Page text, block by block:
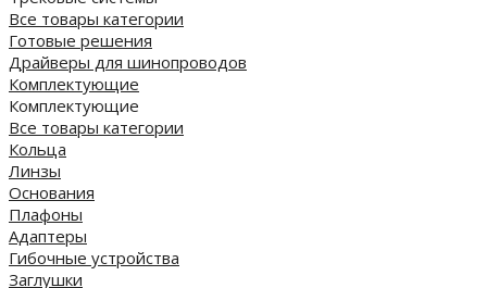
Все товары категории
Готовые решения
Драйверы для шинопроводов
Комплектующие
Комплектующие
Все товары категории
Кольца
Линзы
Основания
Плафоны
Адаптеры
Гибочные устройства
Заглушки